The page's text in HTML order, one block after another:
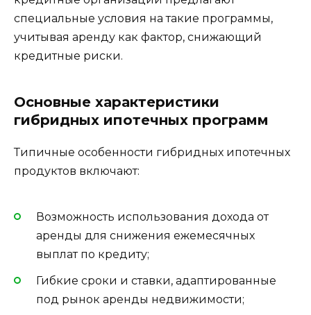
специальные условия на такие программы,
учитывая аренду как фактор, снижающий
кредитные риски.
Основные характеристики
гибридных ипотечных программ
Типичные особенности гибридных ипотечных
продуктов включают:
Возможность использования дохода от
аренды для снижения ежемесячных
выплат по кредиту;
Гибкие сроки и ставки, адаптированные
под рынок аренды недвижимости;